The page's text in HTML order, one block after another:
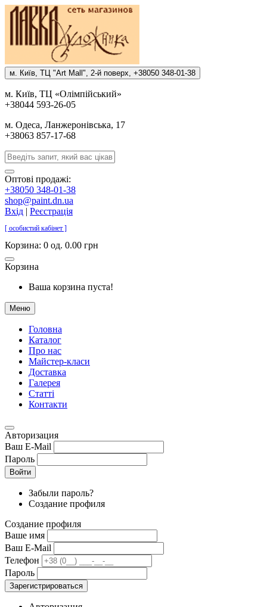
м. Киïв, ТЦ "Art Mall", 2-й поверх, +38050 348-01-38
м. Киïв, ТЦ «Олiмпiйський»
+38044 593-26-05
м. Одеса, Ланжеронiвська, 17
+38063 857-17-68
Оптові продажі:
+38050 348-01-38
shop@paint.dn.ua
Вхід | Реєстрація
[ особистий кабінет ]
Корзина: 0 од. 0.00 грн
Корзина
Ваша корзина пуста!
Меню
Головна
Каталог
Про нас
Майстер-класи
Доставка
Галерея
Статтi
Контакти
Авторизация
Ваш E-Mail
Пароль
Войти
Забыли пароль?
Создание профиля
Создание профиля
Ваше имя
Ваш E-Mail
Телефон
Пароль
Зарегистрироваться